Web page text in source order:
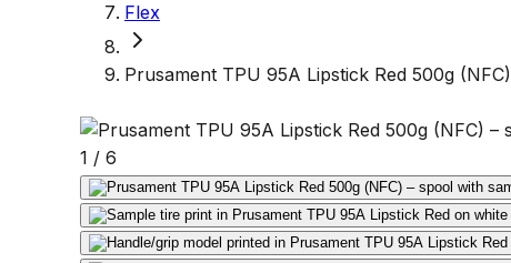
Flex
Prusament TPU 95A Lipstick Red 500g (NFC)
1 / 6